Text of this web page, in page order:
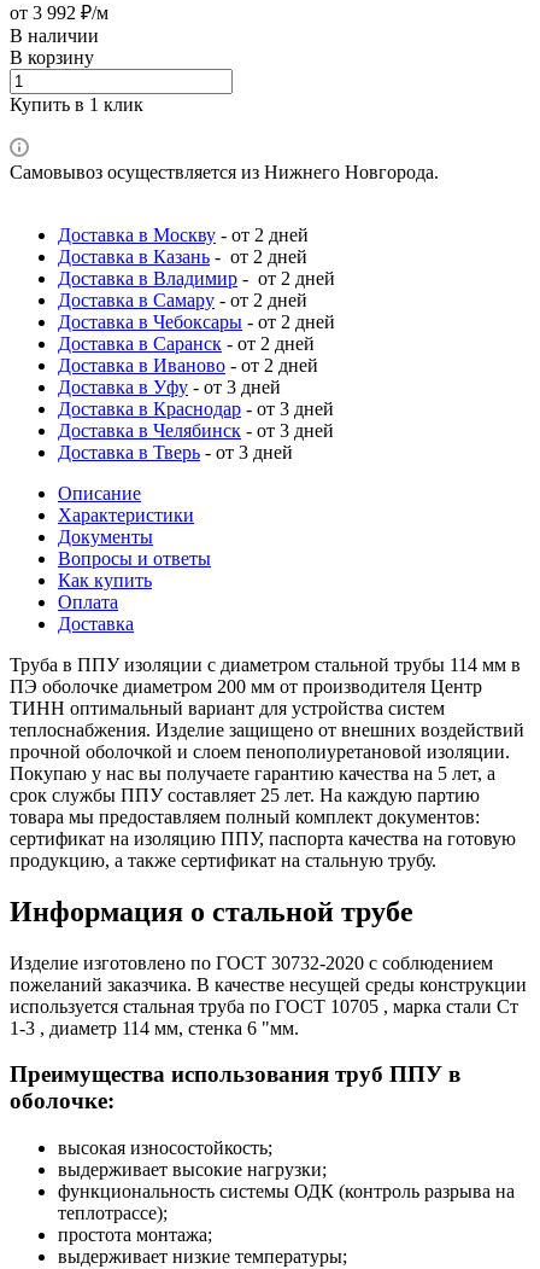
от 3 992 ₽/м
В наличии
В корзину
Купить в 1 клик
Самовывоз осуществляется из Нижнего Новгорода.
Доставка в Москву - от 2 дней
Доставка в Казань - от 2 дней
Доставка в Владимир - от 2 дней
Доставка в Самару - от 2 дней
Доставка в Чебоксары - от 2 дней
Доставка в Саранск - от 2 дней
Доставка в Иваново - от 2 дней
Доставка в Уфу - от 3 дней
Доставка в Краснодар - от 3 дней
Доставка в Челябинск - от 3 дней
Доставка в Тверь - от 3 дней
Описание
Характеристики
Документы
Вопросы и ответы
Как купить
Оплата
Доставка
Труба в ППУ изоляции с диаметром стальной трубы 114 мм в
ПЭ оболочке диаметром 200 мм от производителя Центр
ТИНН оптимальный вариант для устройства систем
теплоснабжения. Изделие защищено от внешних воздействий
прочной оболочкой и слоем пенополиуретановой изоляции.
Покупаю у нас вы получаете гарантию качества на 5 лет, а
срок службы ППУ составляет 25 лет. На каждую партию
товара мы предоставляем полный комплект документов:
сертификат на изоляцию ППУ, паспорта качества на готовую
продукцию, а также сертификат на стальную трубу.
Информация о стальной трубе
Изделие изготовлено по ГОСТ 30732-2020 с соблюдением
пожеланий заказчика. В качестве несущей среды конструкции
используется стальная труба по ГОСТ 10705 , марка стали Ст
1-3 , диаметр 114 мм, стенка 6 "мм.
Преимущества использования труб ППУ в
оболочке:
высокая износостойкость;
выдерживает высокие нагрузки;
функциональность системы ОДК (контроль разрыва на
теплотрассе);
простота монтажа;
выдерживает низкие температуры;